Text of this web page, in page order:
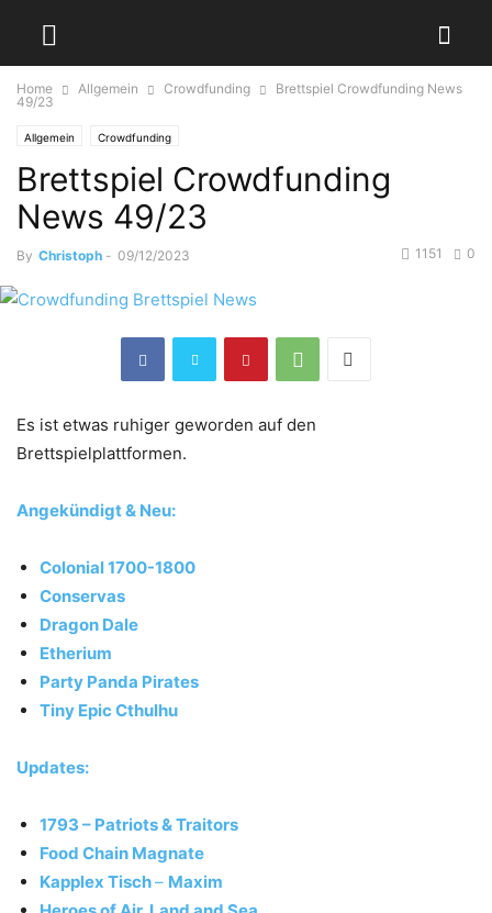
Home Allgemein Crowdfunding
Brettspiel Crowdfunding News
49/23
Allgemein Crowdfunding
Brettspiel Crowdfunding
News 49/23
By Christoph - 09/12/2023 0
1151
Es ist etwas ruhiger geworden auf den
Brettspielplattformen.
Angekündigt & Neu:
Colonial 1700-1800
Conservas
Dragon Dale
Etherium
Party Panda Pirates
Tiny Epic Cthulhu
Updates:
1793 – Patriots & Traitors
Food Chain Magnate
Kapplex Tisch– Maxim